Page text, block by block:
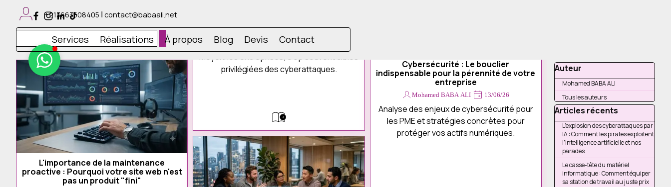
+213663508405 ߊ contact@babaali.net
Sauter le menu
Services ▼
Réalisations À propos Blog Devis Contact
L'importance de la maintenance
proactive : Pourquoi votre site web n'est
pas un produit "fini"
privilégiées des cyberattaques.
Cybersécurité : Le bouclier
indispensable pour la pérennité de votre
entreprise
Mohamed BABA ALI 13/06/26
Analyse des enjeux de cybersécurité pour
les PME et stratégies concrètes pour
protéger vos actifs numériques.
Sauter le bloc Auteur
Auteur
Mohamed BABA ALI
Tous les auteurs
Sauter le bloc Articles
Articles récents
L'explosion des cyberattaques par
IA : Comment les pirates exploitent
l'intelligence artificielle et nos
parades
Le casse-tête du matériel
informatique : Comment équiper
sa station de travail au juste prix
Maintenance
informatique
Installation
logiciels
boutiques
Management
contenu
Design
graphique
photo/vidéo
numérique